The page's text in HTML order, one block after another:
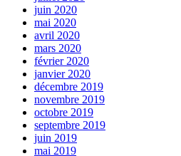
juin 2020
mai 2020
avril 2020
mars 2020
février 2020
janvier 2020
décembre 2019
novembre 2019
octobre 2019
septembre 2019
juin 2019
mai 2019